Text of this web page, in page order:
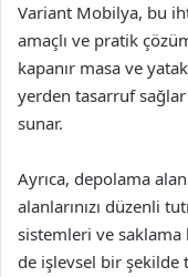
Variant Mobilya, bu
amaçlı ve pratik
kapanır masa ve
yerden tasarruf sağlar
sunar.
Ayrıca, depolama
alanlarınızı düzenli
sistemleri ve
de işlevsel bir şekilde